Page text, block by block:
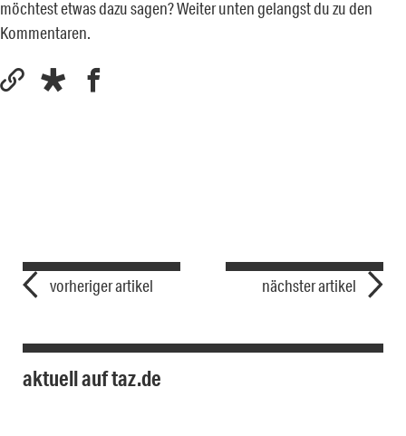
möchtest etwas dazu sagen? Weiter unten gelangst du zu den
Kommentaren.
vorheriger artikel nächster artikel
aktuell auf taz.de